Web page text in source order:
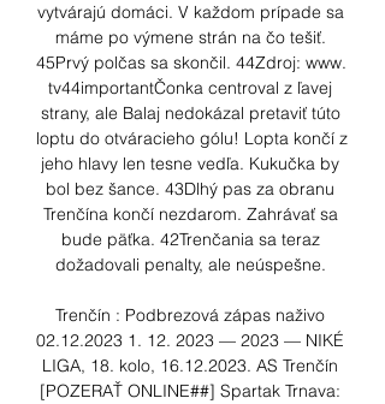
vytvárajú domáci. V každom prípade sa
máme po výmene strán na čo tešiť.
45Prvý polčas sa skončil. 44Zdroj: www.
tv44importantČonka centroval z ľavej
strany, ale Balaj nedokázal pretaviť túto
loptu do otváracieho gólu! Lopta končí z
jeho hlavy len tesne vedľa. Kukučka by
bol bez šance. 43Dlhý pas za obranu
Trenčína končí nezdarom. Zahrávať sa
bude päťka. 42Trenčania sa teraz
dožadovali penalty, ale neúspešne.
Trenčín : Podbrezová zápas naživo
02.12.2023 1. 12. 2023 — 2023 — NIKÉ
LIGA, 18. kolo, 16.12.2023. AS Trenčín
[POZERAŤ ONLINE##] Spartak Trnava: